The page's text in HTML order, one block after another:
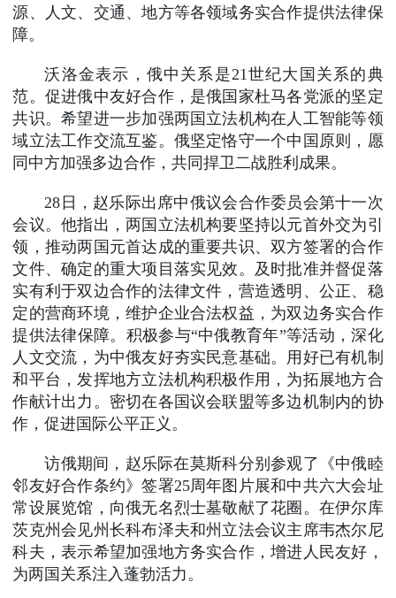
源、人文、交通、地方等各领域务实合作提供法律保
障。
沃洛金表示，俄中关系是21世纪大国关系的典
范。促进俄中友好合作，是俄国家杜马各党派的坚定
共识。希望进一步加强两国立法机构在人工智能等领
域立法工作交流互鉴。俄坚定恪守一个中国原则，愿
同中方加强多边合作，共同捍卫二战胜利成果。
28日，赵乐际出席中俄议会合作委员会第十一次
会议。他指出，两国立法机构要坚持以元首外交为引
领，推动两国元首达成的重要共识、双方签署的合作
文件、确定的重大项目落实见效。及时批准并督促落
实有利于双边合作的法律文件，营造透明、公正、稳
定的营商环境，维护企业合法权益，为双边务实合作
提供法律保障。积极参与“中俄教育年”等活动，深化
人文交流，为中俄友好夯实民意基础。用好已有机制
和平台，发挥地方立法机构积极作用，为拓展地方合
作献计出力。密切在各国议会联盟等多边机制内的协
作，促进国际公平正义。
访俄期间，赵乐际在莫斯科分别参观了《中俄睦
邻友好合作条约》签署25周年图片展和中共六大会址
常设展览馆，向俄无名烈士墓敬献了花圈。在伊尔库
茨克州会见州长科布泽夫和州立法会议主席韦杰尔尼
科夫，表示希望加强地方务实合作，增进人民友好，
为两国关系注入蓬勃活力。